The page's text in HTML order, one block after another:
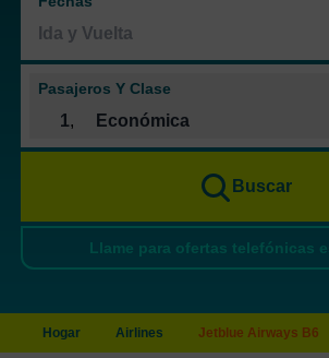
Pasajeros Y Clase
1, Económica
Buscar
Llame para ofertas telefónicas
Hogar Airlines Jetblue Airways B6